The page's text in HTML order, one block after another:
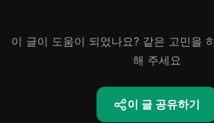
이 글이 도움이 되었나요? 같은 고민을
해 주세요
이 글 공유하기